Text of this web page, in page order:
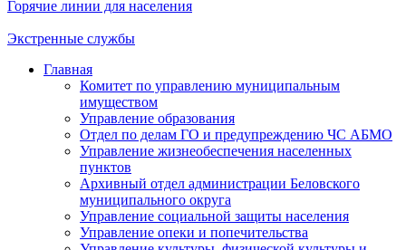
Горячие линии для населения
Экстренные службы
Главная
Комитет по управлению муниципальным
имуществом
Управление образования
Отдел по делам ГО и предупреждению ЧС АБМО
Управление жизнеобеспечения населенных
пунктов
Архивный отдел администрации Беловского
муниципального округа
Управление социальной защиты населения
Управление опеки и попечительства